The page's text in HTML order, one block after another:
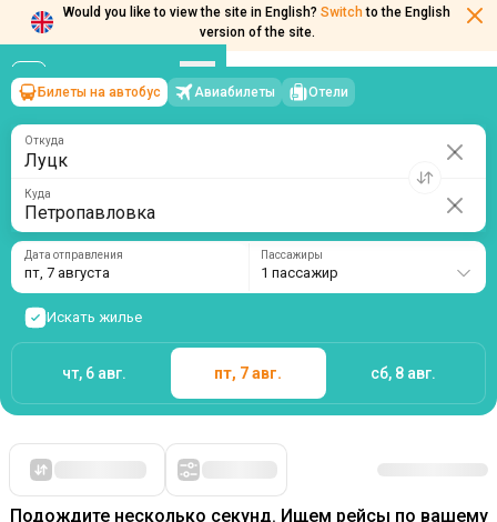
Would you like to view the site in English? Switch to the English
version of the site.
Луцк Петропавловка
Билеты на автобус Авиабилеты Отели
Куда
Дата отправления
пт, 7 августа
Искать жилье
Подождите несколько секунд. Ищем рейсы по вашему